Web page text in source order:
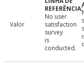
Valor
No user
satisfaction
survey
is
conducted.